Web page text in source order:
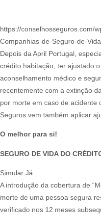
https://conselhosseguros.com/
Companhias-de-Seguro-de-
Depois da April Portugal,
crédito habitação, ter ajustado
aconselhamento médico e
recentemente com a extinção
por morte em caso de acidente
Seguros vem também aplicar
O melhor para si!
SEGURO DE VIDA DO
Simular Já
A introdução da cobertura de
morte de uma pessoa segura
verificado nos 12 meses